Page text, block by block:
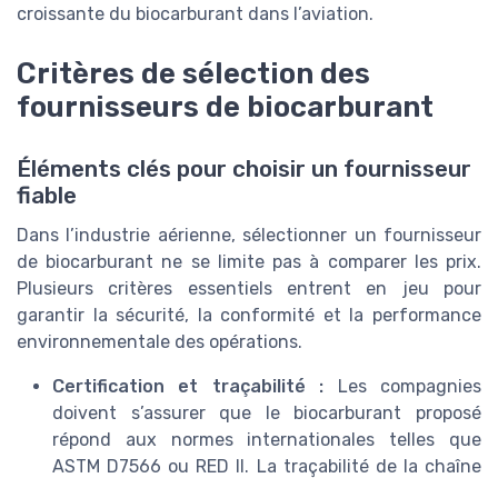
croissante du biocarburant dans l’aviation.
Critères de sélection des
fournisseurs de biocarburant
Éléments clés pour choisir un fournisseur
fiable
Dans l’industrie aérienne, sélectionner un fournisseur
de biocarburant ne se limite pas à comparer les prix.
Plusieurs critères essentiels entrent en jeu pour
garantir la sécurité, la conformité et la performance
environnementale des opérations.
Certification et traçabilité : Les compagnies
doivent s’assurer que le biocarburant proposé
répond aux normes internationales telles que
ASTM D7566 ou RED II. La traçabilité de la chaîne